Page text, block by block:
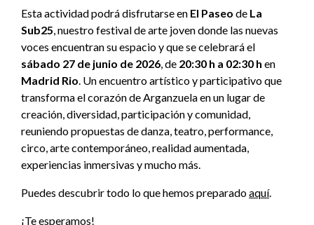
Esta actividad podrá disfrutarse en El Paseo de La
Sub25, nuestro festival de arte joven donde las nuevas
voces encuentran su espacio y que se celebrará el
sábado 27 de junio de 2026, de 20:30 h a 02:30 h en
Madrid Rio. Un encuentro artístico y participativo que
transforma el corazón de Arganzuela en un lugar de
creación, diversidad, participación y comunidad,
reuniendo propuestas de danza, teatro, performance,
circo, arte contemporáneo, realidad aumentada,
experiencias inmersivas y mucho más.
Puedes descubrir todo lo que hemos preparadoaquí.
¡Te esperamos!